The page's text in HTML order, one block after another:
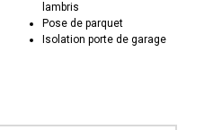
lambris
Pose de parquet
Isolation porte de garage